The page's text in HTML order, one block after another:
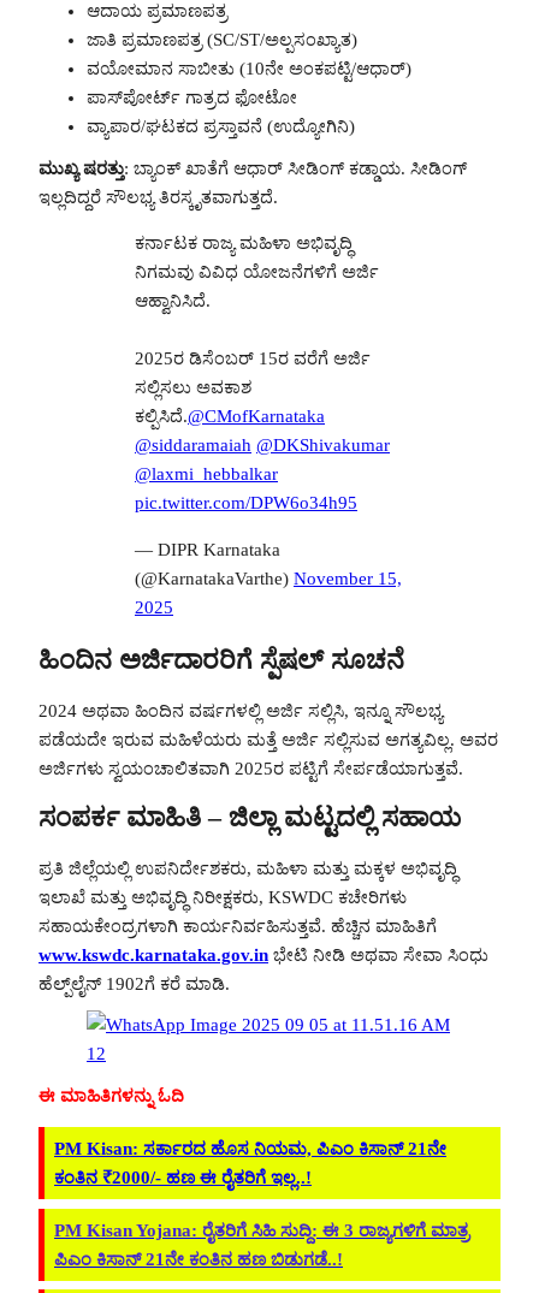
ಆದಾಯ ಪ್ರಮಾಣಪತ್ರ
ಜಾತಿ ಪ್ರಮಾಣಪತ್ರ (SC/ST/ಅಲ್ಪಸಂಖ್ಯಾತ)
ವಯೋಮಾನ ಸಾಬೀತು (10ನೇ ಅಂಕಪಟ್ಟಿ/ಆಧಾರ್)
ಪಾಸ್‌ಪೋರ್ಟ್ ಗಾತ್ರದ ಫೋಟೋ
ವ್ಯಾಪಾರ/ಘಟಕದ ಪ್ರಸ್ತಾವನೆ (ಉದ್ಯೋಗಿನಿ)
ಮುಖ್ಯ ಷರತ್ತು: ಬ್ಯಾಂಕ್ ಖಾತೆಗೆ ಆಧಾರ್ ಸೀಡಿಂಗ್ ಕಡ್ಡಾಯ. ಸೀಡಿಂಗ್
ಇಲ್ಲದಿದ್ದರೆ ಸೌಲಭ್ಯ ತಿರಸ್ಕೃತವಾಗುತ್ತದೆ.
ಕರ್ನಾಟಕ ರಾಜ್ಯ ಮಹಿಳಾ ಅಭಿವೃದ್ಧಿ
ನಿಗಮವು ವಿವಿಧ ಯೋಜನೆಗಳಿಗೆ ಅರ್ಜಿ
ಆಹ್ವಾನಿಸಿದೆ.
2025ರ ಡಿಸೆಂಬರ್‌ 15ರ ವರೆಗೆ ಅರ್ಜಿ
ಸಲ್ಲಿಸಲು ಅವಕಾಶ
ಕಲ್ಪಿಸಿದೆ.@CMofKarnataka
@siddaramaiah @DKShivakumar
@laxmi_hebbalkar
pic.twitter.com/DPW6o34h95
— DIPR Karnataka
(@KarnatakaVarthe) November 15,
2025
ಹಿಂದಿನ ಅರ್ಜಿದಾರರಿಗೆ ಸ್ಪೆಷಲ್ ಸೂಚನೆ
2024 ಅಥವಾ ಹಿಂದಿನ ವರ್ಷಗಳಲ್ಲಿ ಅರ್ಜಿ ಸಲ್ಲಿಸಿ, ಇನ್ನೂ ಸೌಲಭ್ಯ
ಪಡೆಯದೇ ಇರುವ ಮಹಿಳೆಯರು ಮತ್ತೆ ಅರ್ಜಿ ಸಲ್ಲಿಸುವ ಅಗತ್ಯವಿಲ್ಲ. ಅವರ
ಅರ್ಜಿಗಳು ಸ್ವಯಂಚಾಲಿತವಾಗಿ 2025ರ ಪಟ್ಟಿಗೆ ಸೇರ್ಪಡೆಯಾಗುತ್ತವೆ.
ಸಂಪರ್ಕ ಮಾಹಿತಿ – ಜಿಲ್ಲಾ ಮಟ್ಟದಲ್ಲಿ ಸಹಾಯ
ಪ್ರತಿ ಜಿಲ್ಲೆಯಲ್ಲಿ ಉಪನಿರ್ದೇಶಕರು, ಮಹಿಳಾ ಮತ್ತು ಮಕ್ಕಳ ಅಭಿವೃದ್ಧಿ
ಇಲಾಖೆ ಮತ್ತು ಅಭಿವೃದ್ಧಿ ನಿರೀಕ್ಷಕರು, KSWDC ಕಚೇರಿಗಳು
ಸಹಾಯಕೇಂದ್ರಗಳಾಗಿ ಕಾರ್ಯನಿರ್ವಹಿಸುತ್ತವೆ. ಹೆಚ್ಚಿನ ಮಾಹಿತಿಗೆ
www.kswdc.karnataka.gov.in ಭೇಟಿ ನೀಡಿ ಅಥವಾ ಸೇವಾ ಸಿಂಧು
ಹೆಲ್ಪ್‌ಲೈನ್ 1902ಗೆ ಕರೆ ಮಾಡಿ.
ಈ ಮಾಹಿತಿಗಳನ್ನು ಓದಿ
PM Kisan: ಸರ್ಕಾರದ ಹೊಸ ನಿಯಮ, ಪಿಎಂ ಕಿಸಾನ್ 21ನೇ
ಕಂತಿನ ₹2000/- ಹಣ ಈ ರೈತರಿಗೆ ಇಲ್ಲ..!
PM Kisan Yojana: ರೈತರಿಗೆ ಸಿಹಿ ಸುದ್ದಿ: ಈ 3 ರಾಜ್ಯಗಳಿಗೆ ಮಾತ್ರ
ಪಿಎಂ ಕಿಸಾನ್ 21ನೇ ಕಂತಿನ ಹಣ ಬಿಡುಗಡೆ..!